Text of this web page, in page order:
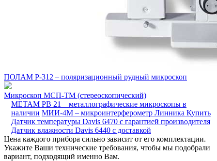
ПОЛАМ Р-312 – поляризационный рудный микроскоп
Микроскоп МСП-ТМ (стереоскопический)
МЕТАМ РВ 21 – металлографические микроскопы в
наличии МИИ-4М – микроинтерферометр Линника Купить
Датчик температуры Davis 6470 с гарантией производителя
Датчик влажности Davis 6440 с доставкой
Цена каждого прибора сильно зависит от его комплектации.
Укажите Ваши технические требования, чтобы мы подобрали
вариант, подходящий именно Вам.